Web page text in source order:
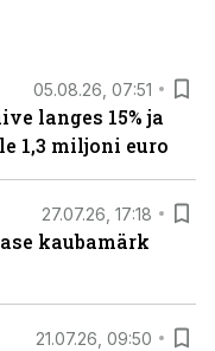
05.08.26, 07:51
langes 15% ja
1,3 miljoni euro
27.07.26, 17:18
kaubamärk
21.07.26, 09:50